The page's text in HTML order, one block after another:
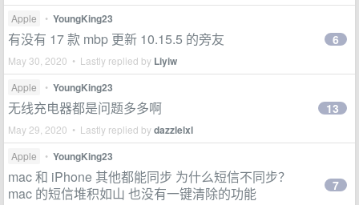
Apple • YoungKing23
有没有 17 款 mbp 更新 10.15.5 的旁友
May 30, 2020 • Lastly replied by Liyiw
6
Apple • YoungKing23
无线充电器都是问题多多啊
May 29, 2020 • Lastly replied bydazzlelxl
13
Apple • YoungKing23
mac 和 iPhone 其他都能同步 为什么短信不同步？
mac 的短信堆积如山 也没有一键清除的功能
7